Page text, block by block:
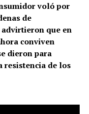
voló por
de
que en
conviven
dieron para
resistencia de los